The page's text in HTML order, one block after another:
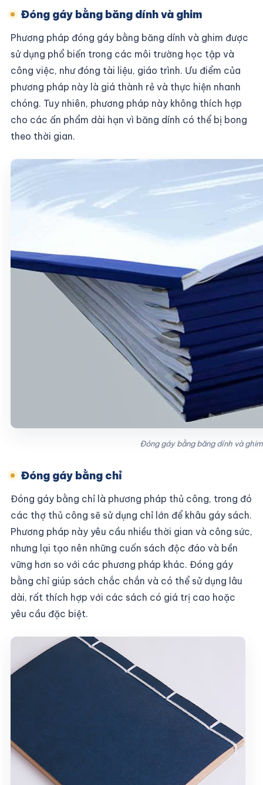
Đóng gáy bằng băng dính và ghim
Phương pháp đóng gáy bằng băng dính và ghim được
sử dụng phổ biến trong các môi trường học tập và
công việc, như đóng tài liệu, giáo trình. Ưu điểm của
phương pháp này là giá thành rẻ và thực hiện nhanh
chóng. Tuy nhiên, phương pháp này không thích hợp
cho các ấn phẩm dài hạn vì băng dính có thể bị bong
theo thời gian.
Đóng gáy bằng băng dính và ghim
Đóng gáy bằng chỉ
Đóng gáy bằng chỉ là phương pháp thủ công, trong đó
các thợ thủ công sẽ sử dụng chỉ lớn để khâu gáy sách.
Phương pháp này yêu cầu nhiều thời gian và công sức,
nhưng lại tạo nên những cuốn sách độc đáo và bền
vững hơn so với các phương pháp khác. Đóng gáy
bằng chỉ giúp sách chắc chắn và có thể sử dụng lâu
dài, rất thích hợp với các sách có giá trị cao hoặc
yêu cầu đặc biệt.